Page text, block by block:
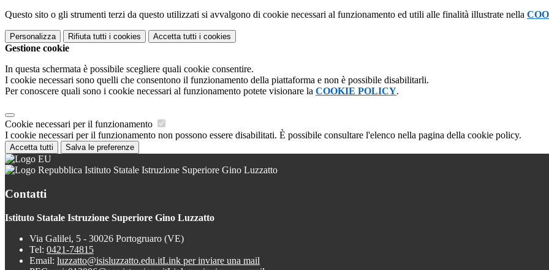
Questo sito o gli strumenti terzi da questo utilizzati si avvalgono di cookie necessari al funzionamento ed utili alle finalità illustrate nella
Personalizza Rifiuta tutti i cookies Accetta tutti i cookies
Gestione cookie
In questa schermata è possibile scegliere quali cookie consentire.
I cookie necessari sono quelli che consentono il funzionamento della piattaforma e non è possibile disabilitarli.
Per conoscere quali sono i cookie necessari al funzionamento potete visionare la COOKIE POLICY.
Cookie necessari per il funzionamento
I cookie necessari per il funzionamento non possono essere disabilitati. È possibile consultare l'elenco nella pagina della cookie policy.
Accetta tutti Salva le preferenze
Istituto Statale Istruzione Superiore Gino Luzzatto
Contatti
Istituto Statale Istruzione Superiore Gino Luzzatto
Via Galilei, 5 - 30026 Portogruaro (VE)
Tel: 0421-74815
Email: luzzatto@isisluzzatto.edu.itLink per inviare una mail